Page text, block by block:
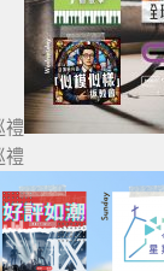
禮
禮